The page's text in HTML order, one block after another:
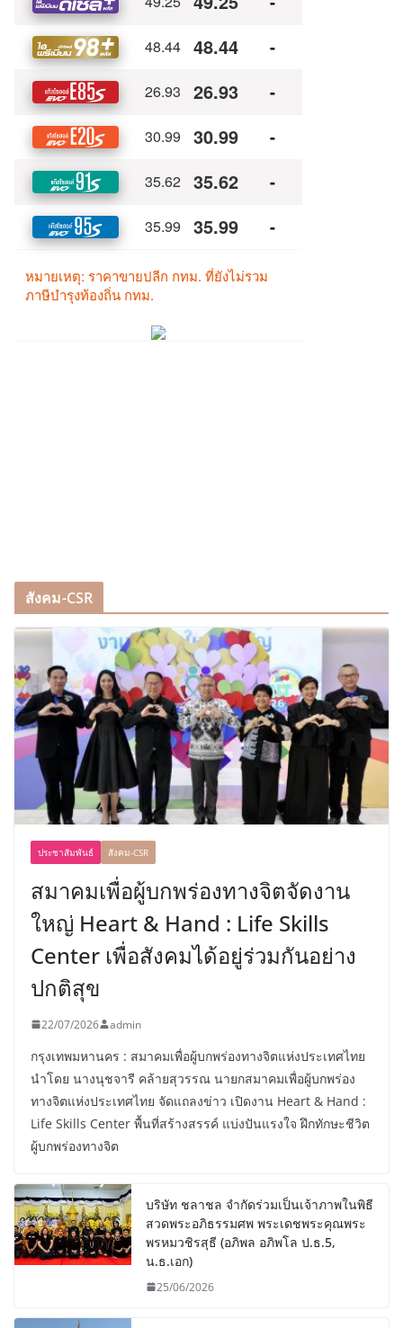
สังคม-CSR
ประชาสัมพันธ์ สังคม-CSR
สมาคมเพื่อผู้บกพร่องทางจิตจัดงาน
ใหญ่ Heart & Hand : Life Skills
Center เพื่อสังคมได้อยู่ร่วมกันอย่าง
ปกติสุข
22/07/2026 admin
กรุงเทพมหานคร : สมาคมเพื่อผู้บกพร่องทางจิตแห่งประเทศไทย
นำโดย นางนุชจารี คล้ายสุวรรณ นายกสมาคมเพื่อผู้บกพร่อง
ทางจิตแห่งประเทศไทย จัดแถลงข่าว เปิดงาน Heart & Hand :
Life Skills Center พื้นที่สร้างสรรค์ แบ่งปันแรงใจ ฝึกทักษะชีวิต
ผู้บกพร่องทางจิต
บริษัท ชลาชล จำกัดร่วมเป็นเจ้าภาพในพิธี
สวดพระอภิธรรมศพ พระเดชพระคุณพระ
พรหมวชิรสุธี (อภิพล อภิพโล ป.ธ.5,
น.ธ.เอก)
25/06/2026